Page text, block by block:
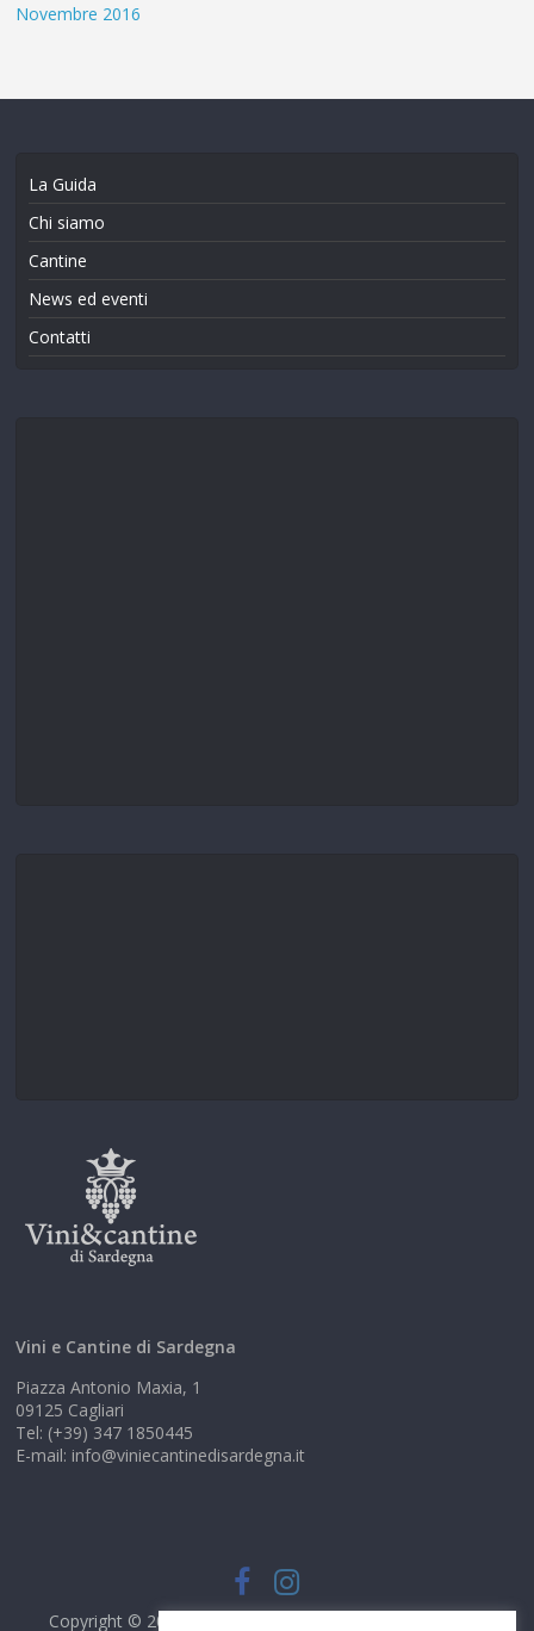
Novembre 2016
La Guida
Chi siamo
Cantine
News ed eventi
Contatti
Vini e Cantine di Sardegna
Piazza Antonio Maxia, 1
09125 Cagliari
Tel: (+39) 347 1850445
E-mail: info@viniecantinedisardegna.it
Copyright © 2026